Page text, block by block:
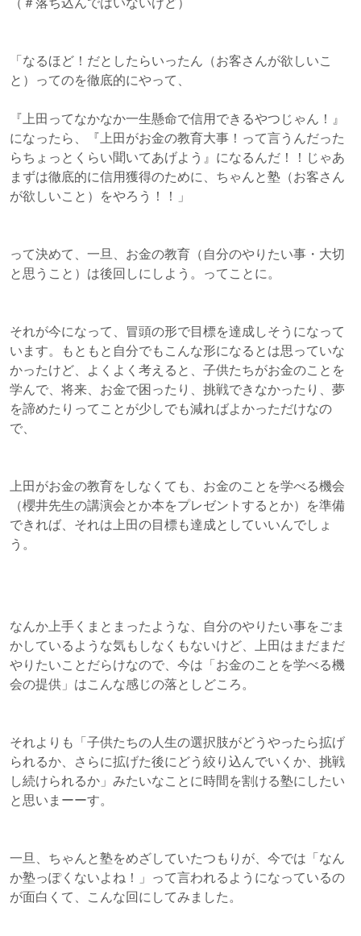
（＃落ち込んではいないけど）
「なるほど！だとしたらいったん（お客さんが欲しいこ
と）ってのを徹底的にやって、
『上田ってなかなか一生懸命で信用できるやつじゃん！』
になったら、『上田がお金の教育大事！って言うんだった
らちょっとくらい聞いてあげよう』になるんだ！！じゃあ
まずは徹底的に信用獲得のために、ちゃんと塾（お客さん
が欲しいこと）をやろう！！」
って決めて、一旦、お金の教育（自分のやりたい事・大切
と思うこと）は後回しにしよう。ってことに。
それが今になって、冒頭の形で目標を達成しそうになって
います。もともと自分でもこんな形になるとは思っていな
かったけど、よくよく考えると、子供たちがお金のことを
学んで、将来、お金で困ったり、挑戦できなかったり、夢
を諦めたりってことが少しでも減ればよかっただけなの
で、
上田がお金の教育をしなくても、お金のことを学べる機会
（櫻井先生の講演会とか本をプレゼントするとか）を準備
できれば、それは上田の目標も達成としていいんでしょ
う。
なんか上手くまとまったような、自分のやりたい事をごま
かしているような気もしなくもないけど、上田はまだまだ
やりたいことだらけなので、今は「お金のことを学べる機
会の提供」はこんな感じの落としどころ。
それよりも「子供たちの人生の選択肢がどうやったら拡げ
られるか、さらに拡げた後にどう絞り込んでいくか、挑戦
し続けられるか」みたいなことに時間を割ける塾にしたい
と思いまーーす。
一旦、ちゃんと塾をめざしていたつもりが、今では「なん
か塾っぽくないよね！」って言われるようになっているの
が面白くて、こんな回にしてみました。